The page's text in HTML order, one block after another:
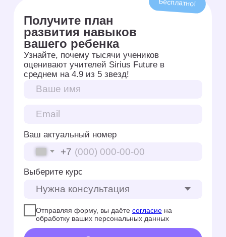
Звездопад
Ментальная арифметика
Начать
Складывай и
вычитай числа на
звездочках
Убегающий текст
Скорочтение
Начать
Проверь свои навыки